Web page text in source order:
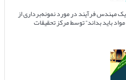
یک مهندس فرآیند در مورد نمونه‌برداری از
باید بداند” توسط مرکز تحقیقات